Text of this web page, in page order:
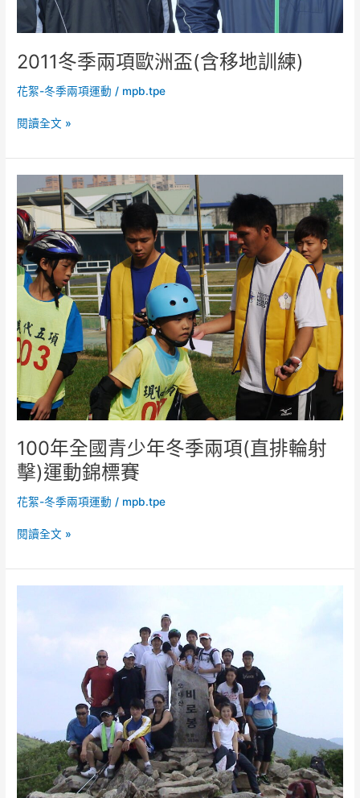
2011冬季兩項歐洲盃(含移地訓練)
花絮-冬季兩項運動 / mpb.tpe
閱讀全文 »
100年全國青少年冬季兩項(直排輪射
擊)運動錦標賽
花絮-冬季兩項運動 / mpb.tpe
年
全
國
青
少
年
季
兩
項
(直
輪
射
運
動
標
閱讀全文 »
國-
練
營
韓